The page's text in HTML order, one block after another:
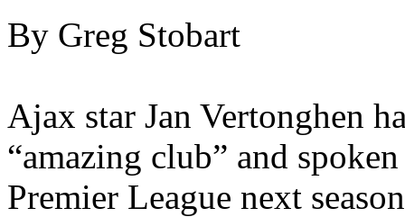
By Greg Stobart
Ajax star Jan Vertonghen
“amazing club” and
Premier League next